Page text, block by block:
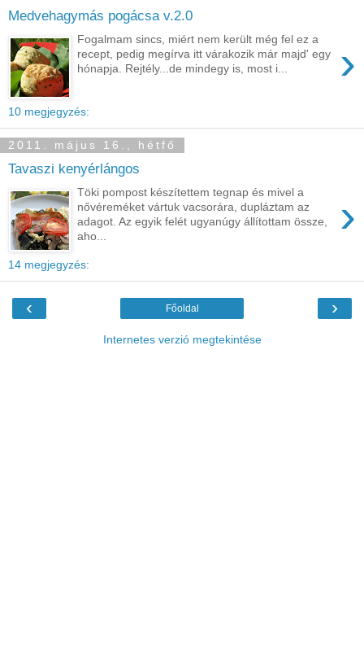
Medvehagymás pogácsa v.2.0
›
Fogalmam sincs, miért nem került még fel ez a
recept, pedig megírva itt várakozik már majd' egy
hónapja. Rejtély...de mindegy is, most i...
10 megjegyzés:
2011. május 16., hétfő
Tavaszi kenyérlángos
›
Töki pompost készítettem tegnap és mivel a
nővéreméket vártuk vacsorára, dupláztam az
adagot. Az egyik felét ugyanúgy állítottam össze,
aho...
14 megjegyzés:
‹ ›
Főoldal
Internetes verzió megtekintése